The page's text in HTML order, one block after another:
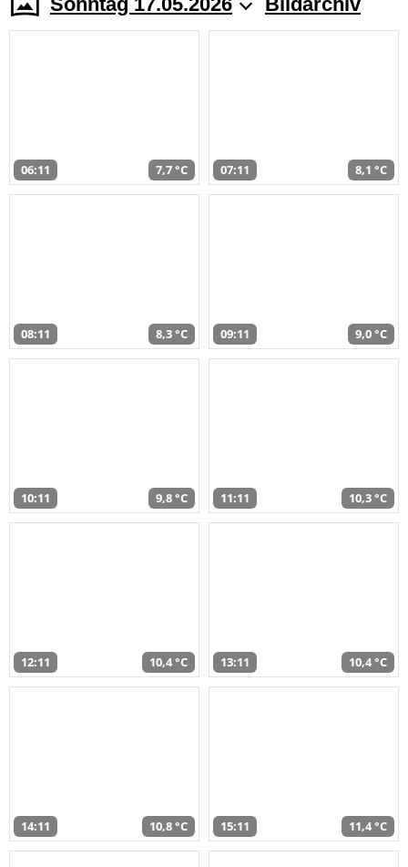
06:11 7,7 °C 07:11 8,1 °C
08:11 8,3 °C 09:11 9,0 °C
10:11 9,8 °C 11:11 10,3 °C
12:11 10,4 °C 13:11 10,4 °C
14:11 10,8 °C 15:11 11,4 °C